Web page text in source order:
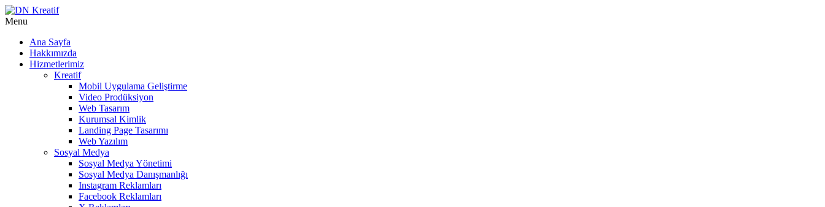
Menu
Ana Sayfa
Hakkımızda
Hizmetlerimiz
Kreatif
Mobil Uygulama Geliştirme
Video Prodüksiyon
Web Tasarım
Kurumsal Kimlik
Landing Page Tasarımı
Web Yazılım
Sosyal Medya
Sosyal Medya Yönetimi
Sosyal Medya Danışmanlığı
Instagram Reklamları
Facebook Reklamları